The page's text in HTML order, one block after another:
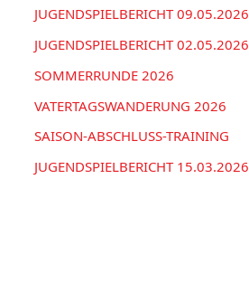
JUGENDSPIELBERICHT 09.05.2026
JUGENDSPIELBERICHT 02.05.2026
SOMMERRUNDE 2026
VATERTAGSWANDERUNG 2026
SAISON-ABSCHLUSS-TRAINING
JUGENDSPIELBERICHT 15.03.2026